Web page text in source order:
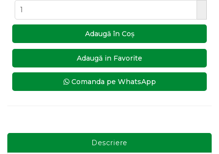
Adaugă în Coş
Adaugă in Favorite
Comanda pe WhatsApp
Descriere